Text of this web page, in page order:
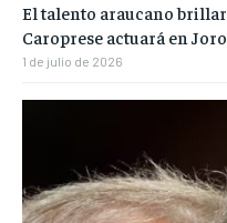
El talento araucano
Caroprese actuará en
1 de julio de 2026